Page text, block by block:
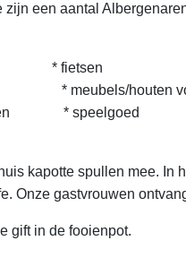
zijn een aantal
* fietsen
* meubels/houten
* speelgoed
kapotte spullen mee.
Onze gastvrouwen
gift in de fooienpot.